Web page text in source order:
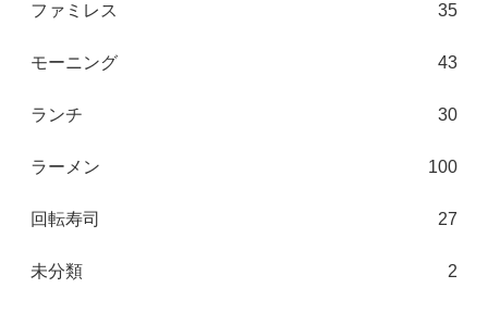
ファミレス 35
モーニング 43
ランチ 30
ラーメン 100
回転寿司 27
未分類 2